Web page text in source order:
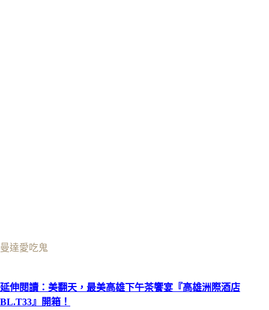
曼達愛吃鬼
延伸閱讀：美翻天，最美高雄下午茶饗宴『高雄洲際酒店
BL.T33』開箱！